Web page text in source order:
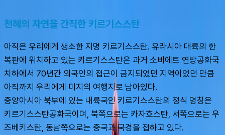
천혜의 자연을 간직한 키르기스스탄
아직은 우리에게 생소한 지명 키르기스스탄. 유라시아 대륙의 한
복판에 위치하고 있는 키르기스스탄은 과거 소비에트 연방공화국
치하에서 70년간 외국인의 접근이 금지되었던 지역이었던 만큼
아직까지 우리에게 미지의 여행지로 남아있다.
중앙아시아 북부에 있는 내륙국인 키르기스스탄의 정식 명칭은
키르기스스탄공화국이며, 북쪽으로는 카자흐스탄, 서쪽으로는 우
즈베키스탄, 동남쪽으로는 중국과 국경을 접하고 있다.